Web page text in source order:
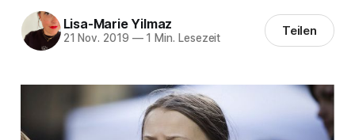
Lisa-Marie Yilmaz
21 Nov. 2019 —1 Min. Lesezeit Teilen